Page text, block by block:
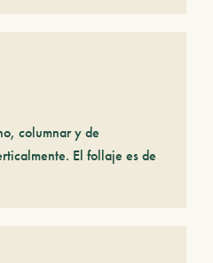
columnar y de
El follaje es de